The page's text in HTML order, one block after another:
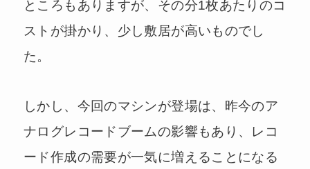
ところもありますが、その分1枚あたりのコ
ストが掛かり、少し敷居が高いものでし
た。
しかし、今回のマシンが登場は、昨今のア
ナログレコードブームの影響もあり、レコ
ード作成の需要が一気に増えることになる